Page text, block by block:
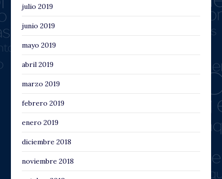
julio 2019
junio 2019
mayo 2019
abril 2019
marzo 2019
febrero 2019
enero 2019
diciembre 2018
noviembre 2018